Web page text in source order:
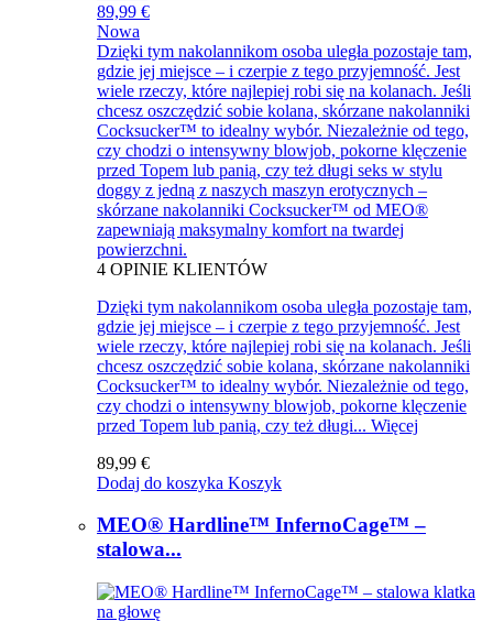
89,99 €
Nowa
Dzięki tym nakolannikom osoba uległa pozostaje tam,
gdzie jej miejsce – i czerpie z tego przyjemność. Jest
wiele rzeczy, które najlepiej robi się na kolanach. Jeśli
chcesz oszczędzić sobie kolana, skórzane nakolanniki
Cocksucker™ to idealny wybór. Niezależnie od tego,
czy chodzi o intensywny blowjob, pokorne klęczenie
przed Topem lub panią, czy też długi seks w stylu
doggy z jedną z naszych maszyn erotycznych –
skórzane nakolanniki Cocksucker™ od MEO®
zapewniają maksymalny komfort na twardej
powierzchni.
4 OPINIE KLIENTÓW
Dzięki tym nakolannikom osoba uległa pozostaje tam,
gdzie jej miejsce – i czerpie z tego przyjemność. Jest
wiele rzeczy, które najlepiej robi się na kolanach. Jeśli
chcesz oszczędzić sobie kolana, skórzane nakolanniki
Cocksucker™ to idealny wybór. Niezależnie od tego,
czy chodzi o intensywny blowjob, pokorne klęczenie
przed Topem lub panią, czy też długi... Więcej
89,99 €
Dodaj do koszyka Koszyk
MEO® Hardline™ InfernoCage™ –
stalowa...